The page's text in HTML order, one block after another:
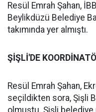
Resül Emrah Şahan,
Beylikdüzü Belediye
takımında yer almıştı.
ŞİŞLİ'DE
Resül Emrah Şahan,
seçildikten sora, Şişli
olmuştu. Şişli